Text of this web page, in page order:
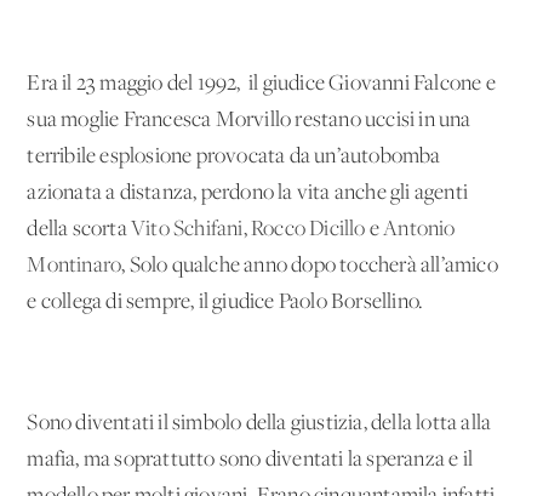
Era il 23 maggio del 1992, il giudice Giovanni Falcone e
sua moglie Francesca Morvillo restano uccisi in una
terribile esplosione provocata da un’autobomba
azionata a distanza, perdono la vita anche gli agenti
della scortaVito Schifani,Rocco Dicillo eAntonio
Montinaro, Solo qualche anno dopo toccherà all’amico
e collega di sempre, il giudice Paolo Borsellino.
Sono diventati il simbolo della giustizia, della lotta alla
mafia, ma soprattutto sono diventati la speranza e il